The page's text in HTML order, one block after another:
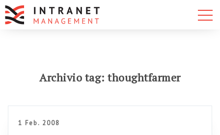
Archivio tag: thoughtfarmer
1 Feb. 2008